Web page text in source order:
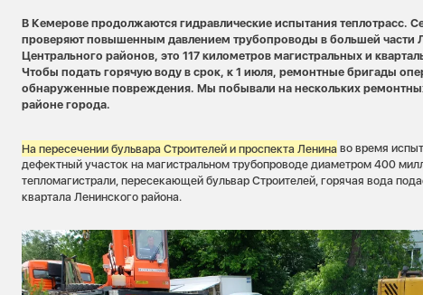
В Кемерове продолжаются гидравлические испытания теплотрасс.
проверяют повышенным давлением трубопроводы в большей части
Центрального районов, это 117 километров магистральных и
Чтобы подать горячую воду в срок, к 1 июля, ремонтные бригады
обнаруженные повреждения. Мы побывали на нескольких
районе города.
На пересечении бульвара Строителей и проспекта Ленина во время
дефектный участок на магистральном трубопроводе диаметром 400
тепломагистрали, пересекающей бульвар Строителей, горячая вода
квартала Ленинского района.